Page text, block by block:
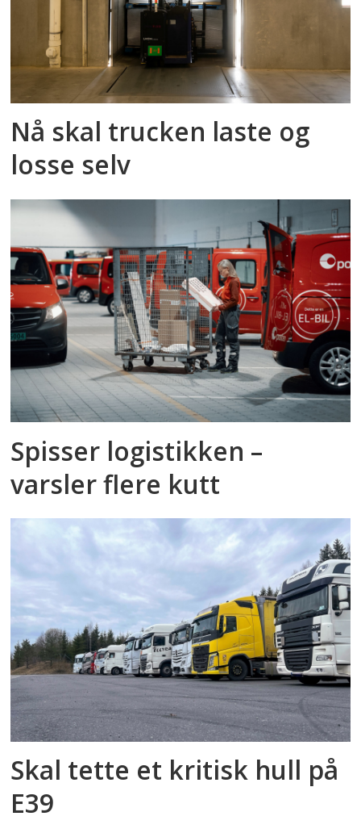
Nå skal trucken laste og
losse selv
Spisser logistikken –
varsler flere kutt
Skal tette et kritisk hull på
E39